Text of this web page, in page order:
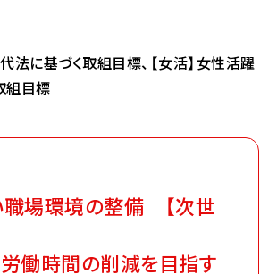
法に基づく取組目標、【女活】女性活躍
組目標
職場環境の整備 【次世
労働時間の削減を目指す